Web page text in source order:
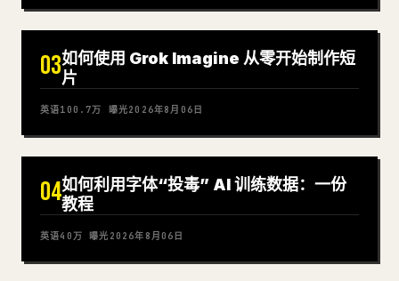
03如何使用 Grok Imagine 从零开始制作短
片
英语100.7万 曝光2026年8月06日
04如何利用字体“投毒” AI 训练数据：一份
教程
英语40万 曝光 2026年8月06日